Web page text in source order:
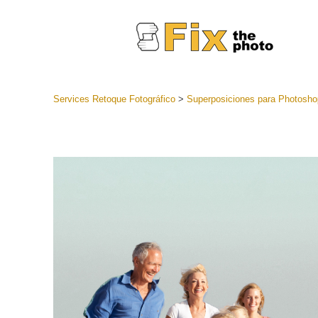
Servicios
Services Retoque Fotográfico> Superposiciones para